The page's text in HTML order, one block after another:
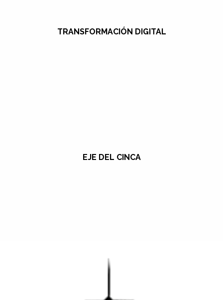
TRANSFORMACIÓN DIGITAL
EJE DEL CINCA